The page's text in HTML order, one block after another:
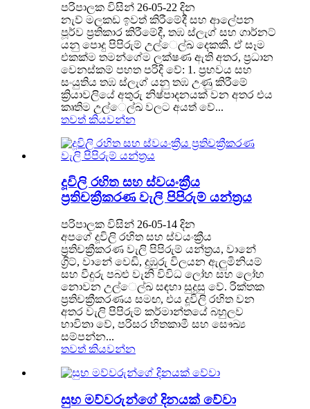
පරිපාලක විසින් 26-05-22 දින
නැව් මලකඩ ඉවත් කිරීමේදී සහ ආලේපන
පූර්ව ප්‍රතිකාර කිරීමේදී, තඹ ස්ලැග් සහ ගාර්නට්
යනු පොදු පිපිරුම් උල්ෙල්ඛ දෙකකි. ඒ සෑම
එකක්ම තමන්ගේම ලක්ෂණ ඇති අතර, ප්‍රධාන
වෙනස්කම් පහත පරිදි වේ: 1. ප්‍රභවය සහ
සංයුතිය තඹ ස්ලැග් යනු තඹ උණු කිරීමේ
ක්‍රියාවලියේ අතුරු නිෂ්පාදනයක් වන අතර එය
කෘතිම උල්ෙල්ඛ වලට අයත් වේ...
තවත් කියවන්න
දූවිලි රහිත සහ ස්වයංක්‍රීය
ප්‍රතිචක්‍රීකරණ වැලි පිපිරුම් යන්ත්‍රය
පරිපාලක විසින් 26-05-14 දින
අපගේ දූවිලි රහිත සහ ස්වයංක්‍රීය
ප්‍රතිචක්‍රීකරණ වැලි පිපිරුම් යන්ත්‍රය, වානේ
ග්‍රිට්, වානේ වෙඩි, දුඹුරු විලයන ඇලුමිනියම්
සහ වීදුරු පබළු වැනි විවිධ ලෝහ සහ ලෝහ
නොවන උල්ෙල්ඛ සඳහා සුදුසු වේ. රික්තක
ප්‍රතිචක්‍රීකරණය සමඟ, එය දූවිලි රහිත වන
අතර වැලි පිපිරුම් කර්මාන්තයේ බහුලව
භාවිතා වේ, පරිසර හිතකාමී සහ සෞඛ්‍ය
සම්පන්න...
තවත් කියවන්න
සුභ මව්වරුන්ගේ දිනයක් වේවා